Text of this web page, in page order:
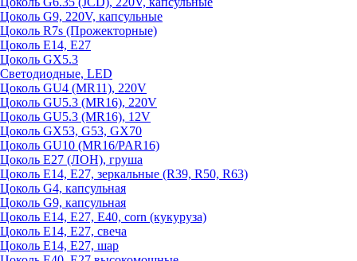
Цоколь G9, 220V, капсульные
Цоколь R7s (Прожекторные)
Цоколь E14, E27
Цоколь GX5.3
Светодиодные, LED
Цоколь GU4 (MR11), 220V
Цоколь GU5.3 (MR16), 220V
Цоколь GU5.3 (MR16), 12V
Цоколь GX53, G53, GX70
Цоколь GU10 (MR16/PAR16)
Цоколь Е27 (ЛОН), груша
Цоколь Е14, Е27, зеркальные (R39, R50, R63)
Цоколь G4, капсульная
Цоколь G9, капсульная
Цоколь Е14, Е27, Е40, corn (кукуруза)
Цоколь Е14, Е27, свеча
Цоколь Е14, Е27, шар